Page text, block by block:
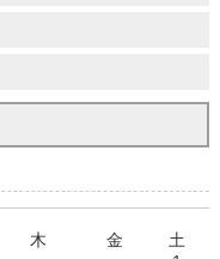
木 金
土